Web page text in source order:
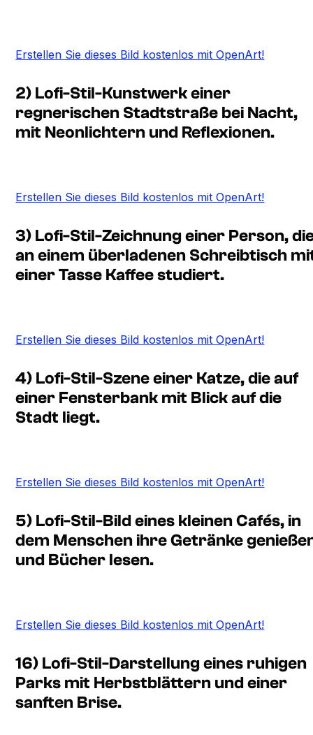
Erstellen Sie dieses Bild kostenlos mit OpenArt!
2) Lofi-Stil-Kunstwerk einer
regnerischen Stadtstraße bei Nacht,
mit Neonlichtern und Reflexionen.
Erstellen Sie dieses Bild kostenlos mit OpenArt!
3) Lofi-Stil-Zeichnung einer Person,
an einem überladenen Schreibtisch
einer Tasse Kaffee studiert.
Erstellen Sie dieses Bild kostenlos mit OpenArt!
4) Lofi-Stil-Szene einer Katze, die auf
einer Fensterbank mit Blick auf die
Stadt liegt.
Erstellen Sie dieses Bild kostenlos mit OpenArt!
5) Lofi-Stil-Bild eines kleinen Cafés, in
dem Menschen ihre Getränke
und Bücher lesen.
Erstellen Sie dieses Bild kostenlos mit OpenArt!
16) Lofi-Stil-Darstellung eines ruhigen
Parks mit Herbstblättern und einer
sanften Brise.